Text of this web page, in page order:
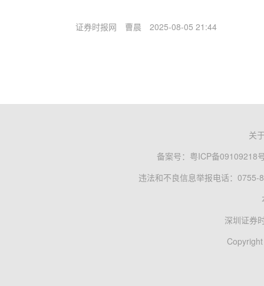
证券时报网 曹晨 2025-08-05 21:44
关
备案号： 粤ICP备09109218
违法和不良信息举报电话：0755-
深圳证券